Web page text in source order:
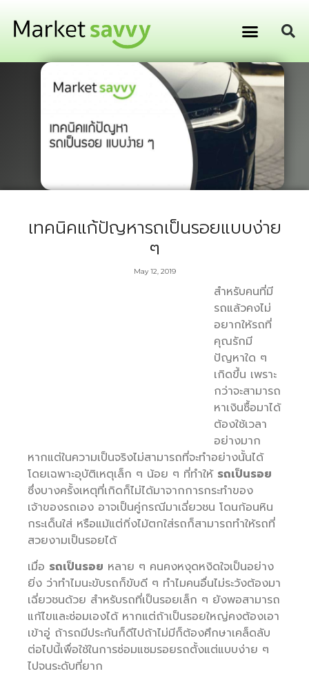
เทคนิคแก้ปัญหารถเป็นรอยแบบง่าย
ๆ
May 12, 2019
สำหรับคนที่มี
รถแล้วคงไม่
อยากให้รถที่
คุณรักมี
ปัญหาใด ๆ
เกิดขึ้น เพราะ
กว่าจะสามารถ
หาเงินซื้อมาได้
ต้องใช้เวลา
อย่างมาก
หากแต่ในความเป็นจริงไม่สามารถที่จะทำอย่างนั้นได้
โดยเฉพาะอุบัติเหตุเล็ก ๆ น้อย ๆ ที่ทำให้ รถเป็นรอย
ซึ่งบางครั้งเหตุที่เกิดก็ไม่ได้มาจากการกระทำของ
เจ้าของรถเอง อาจเป็นคู่กรณีมาเฉี่ยวชน โดนก้อนหิน
กระเด็นใส่ หรือแม้แต่กิ่งไม้ตกใส่รถก็สามารถทำให้รถที่
สวยงามเป็นรอยได้
เมื่อ รถเป็นรอย หลาย ๆ คนคงหงุดหงิดใจเป็นอย่าง
ยิ่ง ว่าทำไมนะขับรถก็ขับดี ๆ ทำไมคนอื่นไม่ระวังต้องมา
เฉี่ยวชนด้วย สำหรับรถที่เป็นรอยเล็ก ๆ ยังพอสามารถ
แก้ไขและซ่อมเองได้ หากแต่ถ้าเป็นรอยใหญ่คงต้องเอา
เข้าอู่ ถ้ารถมีประกันก็ดีไปถ้าไม่มีก็ต้องศึกษาเคล็ดลับ
ต่อไปนี้เพื่อใช้ในการซ่อมแซมรอยรถตั้งแต่แบบง่าย ๆ
ไปจนระดับที่ยาก